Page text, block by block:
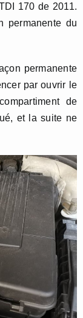
170 de 2011.
permanente du
permanente
par ouvrir le
de
et la suite ne